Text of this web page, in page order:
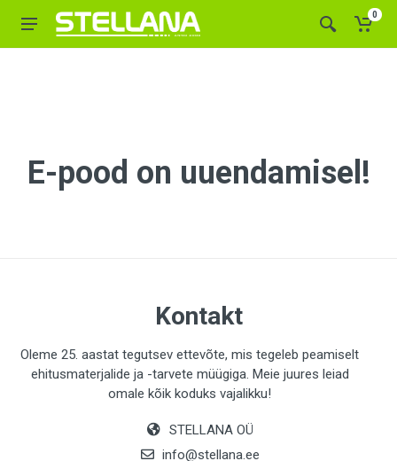
0
E-pood on uuendamisel!
Kontakt
Oleme 25. aastat tegutsev ettevõte, mis tegeleb peamiselt
ehitusmaterjalide ja -tarvete müügiga. Meie juures leiad
omale kõik koduks vajalikku!
STELLANA OÜ
info@stellana.ee